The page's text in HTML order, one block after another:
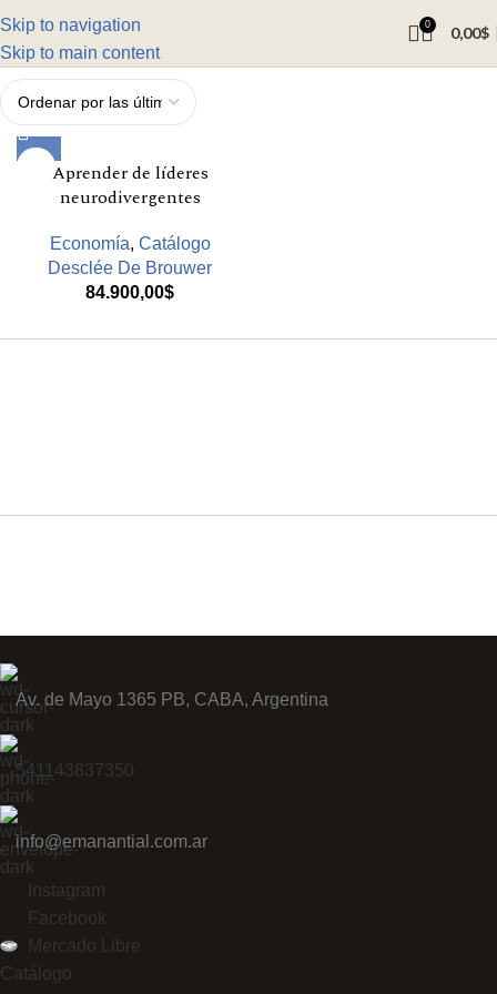
Skip to navigation
Skip to main content
0 0,00$
Aprender de líderes
neurodivergentes
Economía, Catálogo
Desclée De Brouwer
84.900,00$
Av. de Mayo 1365 PB, CABA, Argentina
541143837350
info@emanantial.com.ar
Instagram
Facebook
Mercado Libre
Catálogo